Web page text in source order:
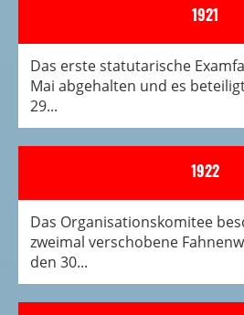
1921
Das erste statutarische
Mai abgehalten und es
29...
1922
Das Organisationskomitee
zweimal verschobene
den 30...